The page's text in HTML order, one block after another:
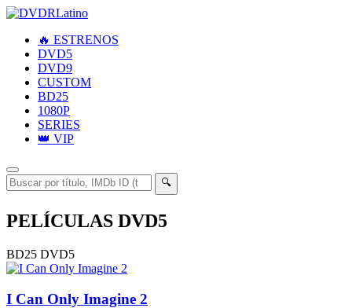
🔥 ESTRENOS
DVD5
DVD9
CUSTOM
BD25
1080P
SERIES
👑 VIP
🔍
PELÍCULAS DVD5
BD25 DVD5
I Can Only Imagine 2